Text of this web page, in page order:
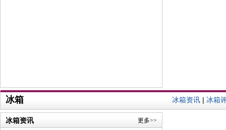
冰箱 冰箱资讯 | 冰箱
更多>>
冰箱资讯